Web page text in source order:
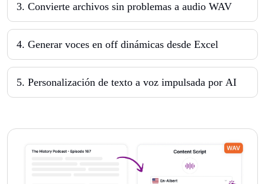
3. Convierte archivos sin problemas a audio WAV
4. Generar voces en off dinámicas desde Excel
5. Personalización de texto a voz impulsada por AI